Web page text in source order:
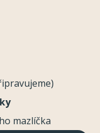
mazlíčka